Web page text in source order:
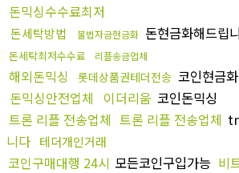
돈믹싱수수료최저
돈세탁방법 불법자금현금화 돈현금화해드립
돈세탁최저수수료 리플송금업체
해외돈믹싱 롯데상품권테더전송 코인현금
돈믹싱안전업체
이더리움 코인돈믹싱
트론 리플 전송업체 트론 리플 전송업체
니다 테더개인거래
코인구매대행 24시 모든코인구입가능 비